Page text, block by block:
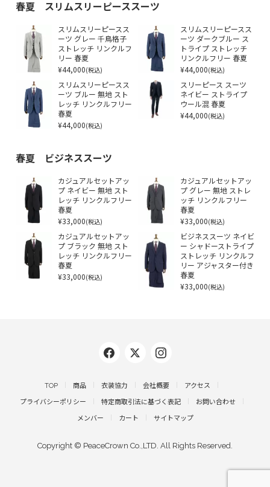
春夏 スリムスリーピーススーツ
スリムスリーピースス
ーツ グレー 千鳥格子
ストレッチ リンクルフ
リー 春夏
¥44,000(税込)
スリムスリーピースス
ーツ ダークブルー ス
トライプ ストレッチ
リンクルフリー 春夏
¥44,000(税込)
スリムスリーピースス
ーツ ブルー 無地 スト
レッチ リンクルフリー
春夏
¥44,000(税込)
スリーピース スーツ
ネイビー ストライプ
ウール混 春夏
¥44,000(税込)
春夏 ビジネススーツ
カジュアルセットアッ
プ ネイビー 無地 スト
レッチ リンクルフリー
春夏
¥33,000(税込)
カジュアルセットアッ
プ グレー 無地 ストレ
ッチ リンクルフリー
春夏
¥33,000(税込)
カジュアルセットアッ
プ ブラック 無地 スト
レッチ リンクルフリー
春夏
¥33,000(税込)
ビジネススーツ ネイビ
ー シャドーストライプ
ストレッチ リンクルフ
リー アジャスター付き
春夏
¥33,000(税込)
TOP 商品 衣装協力 会社概要 アクセス
プライバシーポリシー 特定商取引法に基づく表記 お問い合わせ
メンバー カート サイトマップ
Copyright © PeaceCrown Co.,LTD. All Rights Reserved.